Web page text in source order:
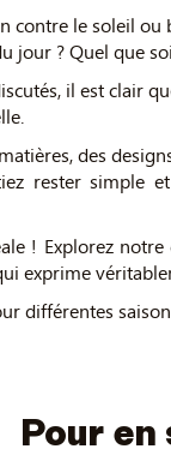
le soleil
? Quel que
il est clair
des
rester simple
! Explorez
exprime
différentes
Pour